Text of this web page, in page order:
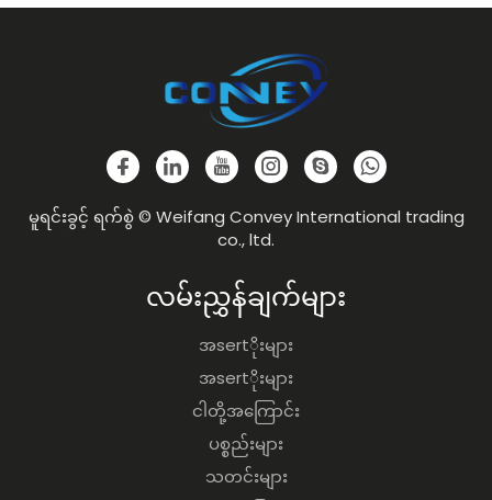
မူရင်းခွင့် ရက်စွဲ © Weifang Convey International trading
co., ltd.
လမ်းညွှန်ချက်များ
အsertိုးများ
အsertိုးများ
ငါတို့အကြောင်း
ပစ္စည်းများ
သတင်းများ